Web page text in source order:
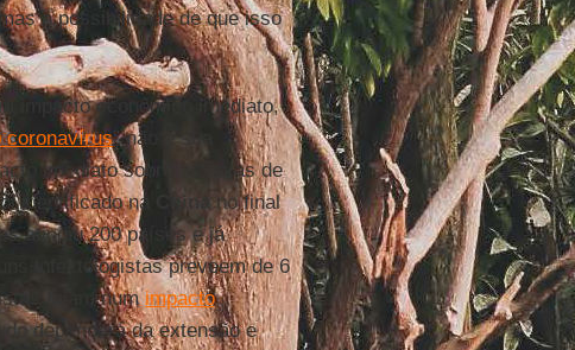
a possibilidade de que isso
impacto econômico imediato,
coronavírus” não é sua
imediato sobre as taxas de
identificado na
China no final
atingiu 200 países e já
infectologistas preveem de 6
falam numimpacto
dependerá da extensão e